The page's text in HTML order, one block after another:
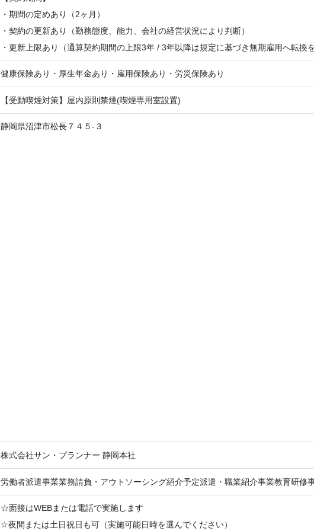
・期間の定めあり（2ヶ月）
・契約の更新あり（勤務態度、能力、会社の経営状況により判断）
・更新上限あり（通算契約期間の上限3年 / 3年以降は規定に基づき無期雇用へ転換
健康保険あり・厚生年金あり・雇用保険あり・労災保険あり
【受動喫煙対策】屋内原則禁煙(喫煙専用室設置)
静岡県沼津市松長７４５-３
株式会社サン・プランナー 静岡本社
労働者派遣事業業務請負・アウトソーシング紹介予定派遣・職業紹介事業教育研修
☆面接はWEBまたは電話で実施します
☆夜間または土日祝日も可（実施可能日時を選んでください）